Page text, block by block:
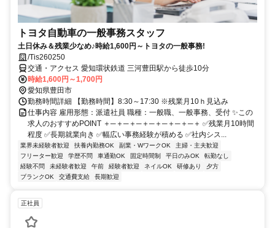
トヨタ自動車の一般事務スタッフ
土日休み＆残業少なめ♪時給1,600円～トヨタの一般事務!
/Tis260250
交通・アクセス 愛知環状鉄道 三河豊田駅から徒歩10分
時給1,600円～1,700円
愛知県豊田市
勤務時間詳細 【勤務時間】8:30～17:30 ※残業月10ｈ見込み
仕事内容 雇用形態：派遣社員 職種：一般職、一般事務、受付 ✨この
求人のおすすめPOINT ＋─＋─＋─＋─＋─＋─＋─＋ ✅残業月10時間
程度 ✅長期就業向き ✅幅広い事務経験が積める ✅社内シス...
業界未経験者歓迎 扶養内勤務OK 副業・WワークOK
主婦・主夫歓迎
フリーター歓迎
学歴不問 車通勤OK 固定時間制 平日のみOK
転勤なし
経験不問
未経験者歓迎 午前 経験者歓迎 ネイルOK 研修あり
夕方
ブランクOK
交通費支給 長期歓迎
正社員